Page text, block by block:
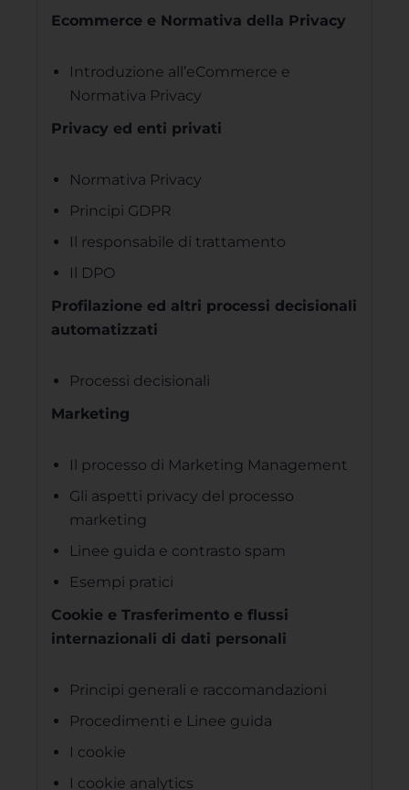
Ecommerce e Normativa della Privacy
Introduzione all’eCommerce e
Normativa Privacy
Privacy ed enti privati
Normativa Privacy
Principi GDPR
Il responsabile di trattamento
Il DPO
Profilazione ed altri processi decisionali
automatizzati
Processi decisionali
Marketing
Il processo di Marketing Management
Gli aspetti privacy del processo
marketing
Linee guida e contrasto spam
Esempi pratici
Cookie e Trasferimento e flussi
internazionali di dati personali
Principi generali e raccomandazioni
Procedimenti e Linee guida
I cookie
I cookie analytics